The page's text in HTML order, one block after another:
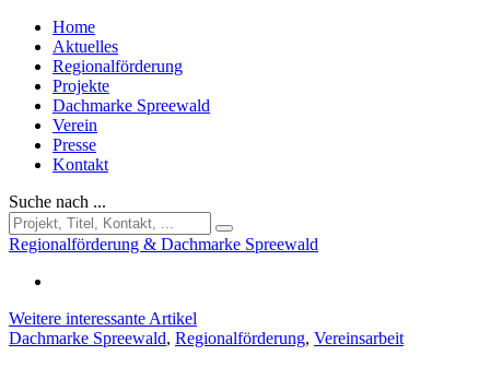
Home
Aktuelles
Regionalförderung
Projekte
Dachmarke Spreewald
Verein
Presse
Kontakt
Suche nach ...
Regionalförderung & Dachmarke Spreewald
Weitere interessante Artikel
Dachmarke Spreewald, Regionalförderung, Vereinsarbeit